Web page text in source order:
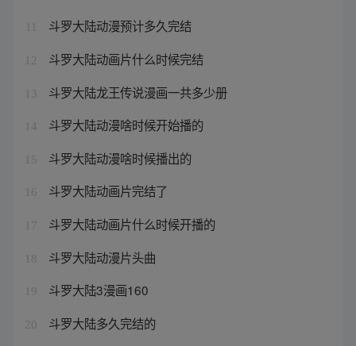
斗罗大陆动漫预计多久完结
12 斗罗大陆动画片什么时候完结
13 斗罗大陆龙王传说漫画一共多少册
14 斗罗大陆动漫啥时候开始播的
15 斗罗大陆动漫啥时候播出的
16 斗罗大陆动画片完结了
17 斗罗大陆动画片什么时候开播的
18 斗罗大陆动漫片头曲
19 斗罗大陆3漫画160
20 斗罗大陆多久完结的